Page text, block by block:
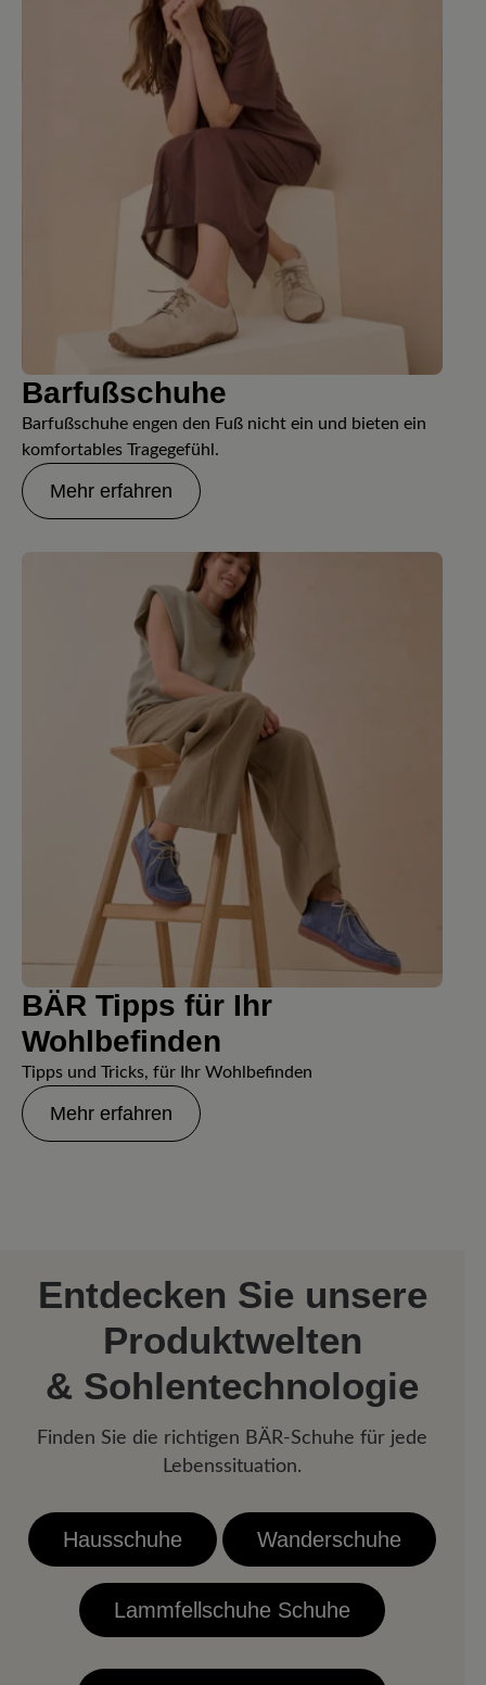
Barfußschuhe
Barfußschuhe engen den Fuß nicht ein und bieten ein
komfortables Tragegefühl.
Mehr erfahren
BÄR Tipps für Ihr
Wohlbefinden
Tipps und Tricks, für Ihr Wohlbefinden
Mehr erfahren
Entdecken Sie unsere
Produktwelten
& Sohlentechnologie
Finden Sie die richtigen BÄR-Schuhe für jede
Lebenssituation.
Hausschuhe Wanderschuhe
Lammfellschuhe Schuhe